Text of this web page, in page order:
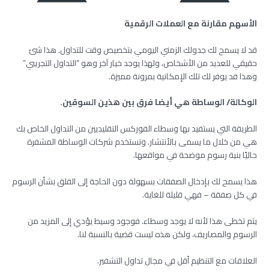
الأسهم مقارنة مع العملات الرقمية
قد لا يسمح لك جدولك الزمني اليومي بتخصيص وقت للتداول. هذا شئ
حقيقي للعديد من الأشخاص، ولهذا يوجد خيار آخر وهو “التداول التجريبي”
وهذا قد يوفر لك تلك الإمكانية بمرونة مميزة.
الوكالة/ الوساطة هي أيضا فرق بين هذين السوقين.
الطريقة التي يستفيد بها وسطاء الفوركس التقليديين من التداول الخاص بك
هي من خلال ما يسمى بالأنتشار. وتستخدم شركات الوساطة المشفرة
حاليًا بنية رسوم موضحة في مواقعها.
هذا يسمح لك بإدخال الصفقات بسهولة دون الحاجة إلى القلق بشأن الرسوم
في كل صفقة – فهي قليلة للغاية.
يتم تخطى هذا لأنه لا يوجد وسطاء. فوجود وسيط يؤدي إلى المزيد من
الرسوم والمصاريف، ولكن هذه ليست قضية بالنسبة لنا.
العلاقات مع التنظيم أقل في مجال تداول التشفير.